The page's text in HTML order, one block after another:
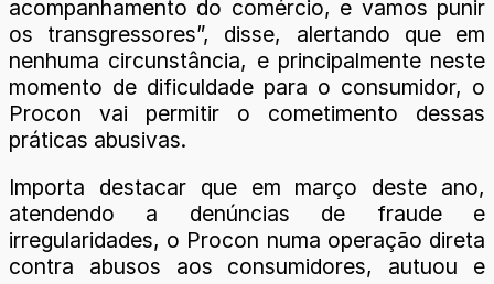
acompanhamento do comércio, e vamos punir
os transgressores”, disse, alertando que em
nenhuma circunstância, e principalmente neste
momento de dificuldade para o consumidor, o
Procon vai permitir o cometimento dessas
práticas abusivas.
Importa destacar que em março deste ano,
atendendo a denúncias de fraude e
irregularidades, o Procon numa operação direta
contra abusos aos consumidores, autuou e